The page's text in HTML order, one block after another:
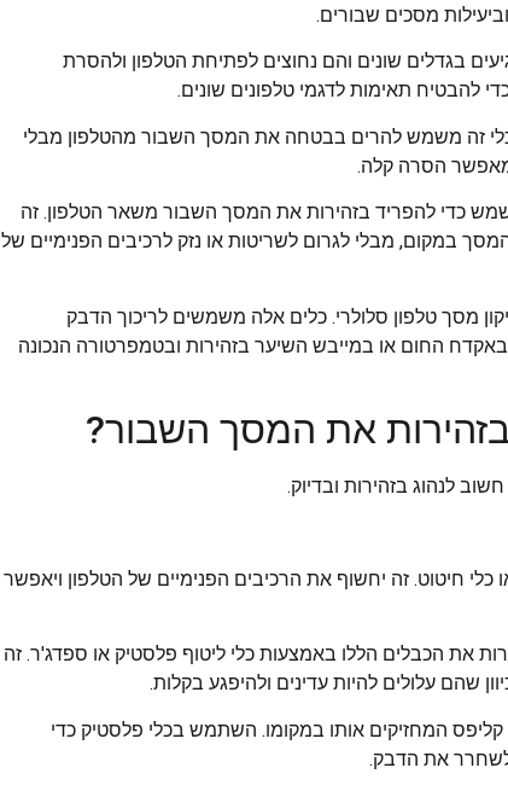
מסכים שבורים.
בגדלים שונים והם נחוצים לפתיחת הטלפון ולהסרת
להבטיח תאימות לדגמי טלפונים שונים.
כלי זה משמש להרים בבטחה את המסך השבור מהטלפון מבלי
ומאפשר הסרה קלה.
כדי להפריד בזהירות את המסך השבור משאר הטלפון. זה
במקום, מבלי לגרום לשריטות או נזק לרכיבים הפנימיים של
מסך טלפון סלולרי. כלים אלה משמשים לריכוך הדבק
החום או במייבש השיער בזהירות ובטמפרטורה הנכונה
לנהוג בזהירות ובדיוק.
חיטוט. זה יחשוף את הרכיבים הפנימיים של הטלפון ויאפשר
את הכבלים הללו באמצעות כלי ליטוף פלסטיק או ספדג'ר. זה
שהם עלולים להיות עדינים ולהיפגע בקלות.
המחזיקים אותו במקומו. השתמש בכלי פלסטיק כדי
את הדבק.